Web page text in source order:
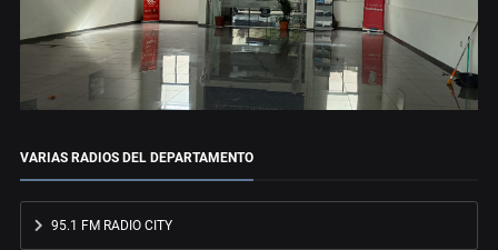
VARIAS RADIOS DEL DEPARTAMENTO
95.1 FM RADIO CITY